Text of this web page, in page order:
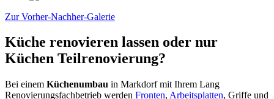
Zur Vorher-Nachher-Galerie
Küche renovieren lassen oder nur
Küchen Teilrenovierung?
Bei einem Küchenumbau in Markdorf mit Ihrem Lang
Renovierungsfachbetrieb werden Fronten, Arbeitsplatten, Griffe und